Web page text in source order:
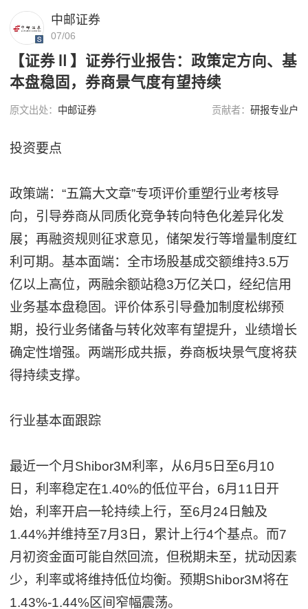
中邮证券
07/06
【证券Ⅱ】证券行业报告：政策定方向、基
本盘稳固，券商景气度有望持续
原文出处： 中邮证券 贡献者： 研报专业户
投资要点
政策端：“五篇大文章”专项评价重塑行业考核导
向，引导券商从同质化竞争转向特色化差异化发
展；再融资规则征求意见，储架发行等增量制度红
利可期。基本面端：全市场股基成交额维持3.5万
亿以上高位，两融余额站稳3万亿关口，经纪信用
业务基本盘稳固。评价体系引导叠加制度松绑预
期，投行业务储备与转化效率有望提升，业绩增长
确定性增强。两端形成共振，券商板块景气度将获
得持续支撑。
行业基本面跟踪
最近一个月Shibor3M利率，从6月5日至6月10
日，利率稳定在1.40%的低位平台，6月11日开
始，利率开启一轮持续上行，至6月24日触及
1.44%并维持至7月3日，累计上行4个基点。而7
月初资金面可能自然回流，但税期未至，扰动因素
少，利率或将维持低位均衡。预期Shibor3M将在
1.43%-1.44%区间窄幅震荡。